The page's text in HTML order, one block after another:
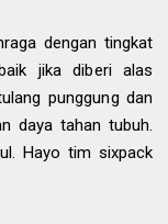
dengan tingkat
jika diberi alas
punggung dan
daya tahan tubuh.
Hayo tim sixpack